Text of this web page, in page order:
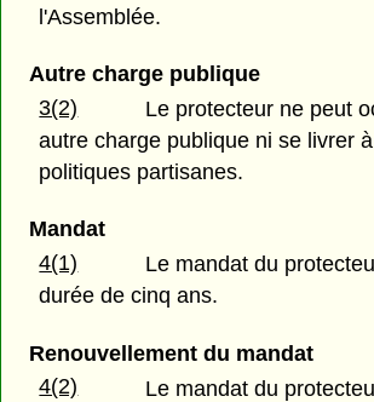
l'Assemblée.
Autre charge publique
3(2)
Le protecteur ne peut
autre charge publique ni se livrer
politiques partisanes.
Mandat
4(1)
Le mandat du
durée de cinq ans.
Renouvellement du mandat
4(2)
Le mandat du